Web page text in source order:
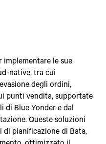
implementare le sue
native, tra cui
degli ordini,
punti vendita, supportate
di Blue Yonder e dal
Queste soluzioni
di pianificazione di Bata,